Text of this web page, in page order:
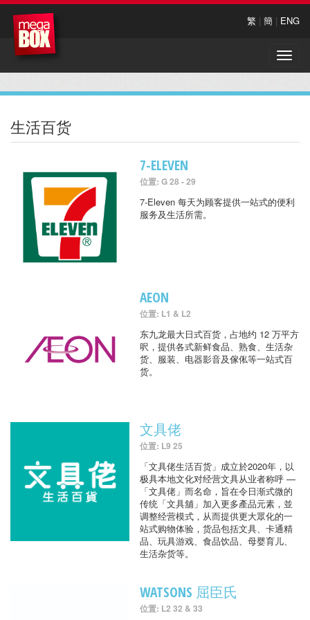
繁 | 簡 | ENG
Toggle
生活百货
7-ELEVEN
位置: G 28 - 29
7-Eleven 每天为顾客提供一站式的便利
服务及生活所需。
AEON
位置: L1 & L2
东九龙最大日式百货，占地约 12 万平方
呎，提供各式新鲜食品、熟食、生活杂
货、服装、电器影音及傢俬等一站式百
货。
文具佬
位置: L9 25
「文具佬生活百货」成立於2020年，以
极具本地文化对经营文具从业者称呼 —
「文具佬」而名命，旨在令日渐式微的
传统「文具舖」加入更多產品元素，並
调整经营模式，从而提供更大眾化的一
站式购物体验，货品包括文具、卡通精
品、玩具游戏、食品饮品、母婴育儿、
生活杂货等。
WATSONS 屈臣氏
位置: L2 32 & 33